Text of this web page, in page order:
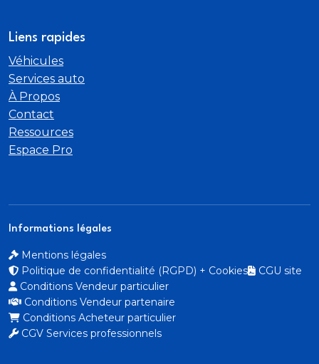
Acces et sortie sans cle
Accoudoir central AR rabattable avec porte-
Adaptive Cruise Control (ACC)
ADB (Adaptive Driving Beam) Function
6" cote conducteur et passager
Affichage tete haute 29" a realite semi-
augmentee
Aide au stationnement visuelle (VPA)
Aileron AR integre
Liens rapides
Véhicules
Services auto
À Propos
Contact
Ressources
Espace Pro
Informations légales
Mentions légales
Politique de confidentialité (RGPD) + Cookies
CGU site
Conditions Vendeur particulier
Conditions Vendeur partenaire
Conditions Acheteur particulier
CGV Services professionnels